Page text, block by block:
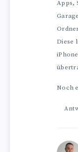
Apps,
Diese
Noch